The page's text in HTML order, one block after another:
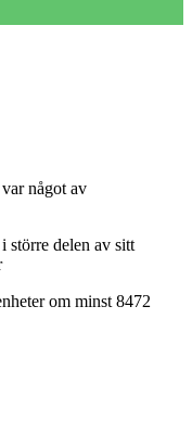
något av
större delen av sitt
om minst 8472